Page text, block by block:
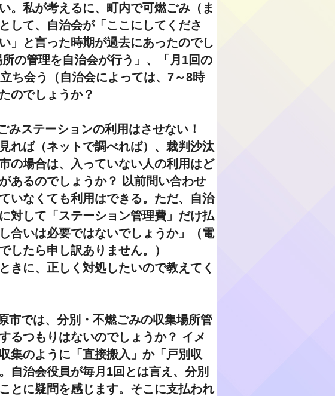
。私が考えるに、町内で可燃ごみ（ま
して、自治会が「ここにしてくださ
」と言った時期が過去にあったのでし
の管理を自治会が行う」、「月1回の
ち会う（自治会によっては、7～8時
のでしょうか？
ステーションの利用はさせない！
れば（ネットで調べれば）、裁判沙汰
の場合は、入っていない人の利用はど
あるのでしょうか？ 以前問い合わせ
いなくても利用はできる。ただ、自治
対して「ステーション管理費」だけ払
合いは必要ではないでしょうか」（電
したら申し訳ありません。）
きに、正しく対処したいので教えてく
市では、分別・不燃ごみの収集場所管
るつもりはないのでしょうか？ イメ
集のように「直接搬入」か「戸別収
治会役員が毎月1回とは言え、分別
とに疑問を感じます。そこに支払われ